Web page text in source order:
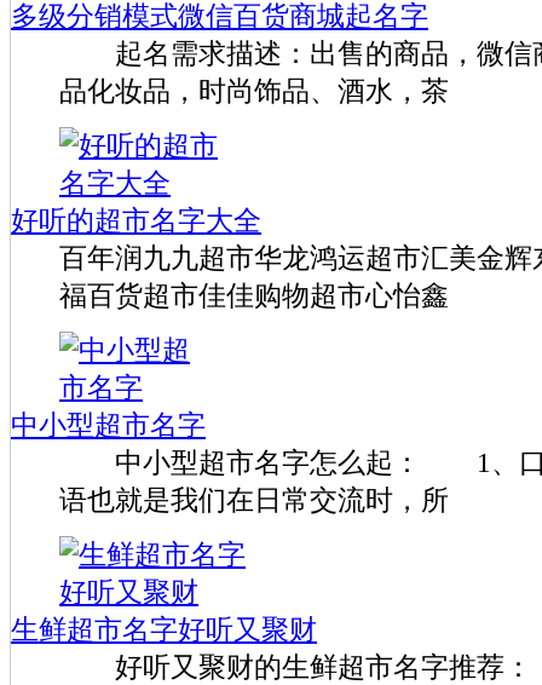
多级分销模式微信百货商城起名字
起名需求描述：出售的商品，微信
品化妆品，时尚饰品、酒水，茶
好听的超市名字大全
百年润九九超市华龙鸿运超市汇美金
福百货超市佳佳购物超市心怡鑫
中小型超市名字
中小型超市名字怎么起： 1、
语也就是我们在日常交流时，所
生鲜超市名字好听又聚财
好听又聚财的生鲜超市名字推荐